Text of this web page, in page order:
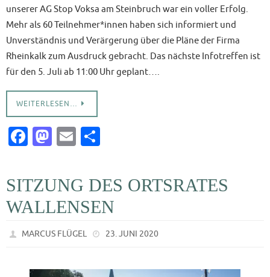
unserer AG Stop Voksa am Steinbruch war ein voller Erfolg.
Mehr als 60 Teilnehmer*innen haben sich informiert und
Unverständnis und Verärgerung über die Pläne der Firma
Rheinkalk zum Ausdruck gebracht. Das nächste Infotreffen ist
für den 5. Juli ab 11:00 Uhr geplant….
WEITERLESEN…
Fa
e
b
o
o
M
to
d
o
n
E
ai
l
le
n
SITZUNG DES ORTSRATES
WALLENSEN
MARCUS FLÜGEL 23. JUNI 2020